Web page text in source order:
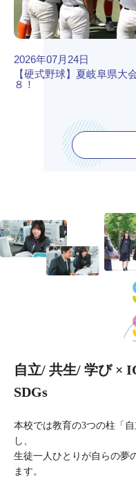
2026年07月24日
【硬式野球】夏岐阜県大
８！
自立/ 共生/ 学び ×
SDGs
本校では教育の3つの柱「
し、
生徒一人ひとりが自らの夢
ます。